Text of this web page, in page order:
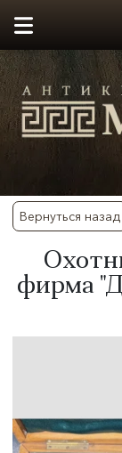
Вернуться назад
фирма